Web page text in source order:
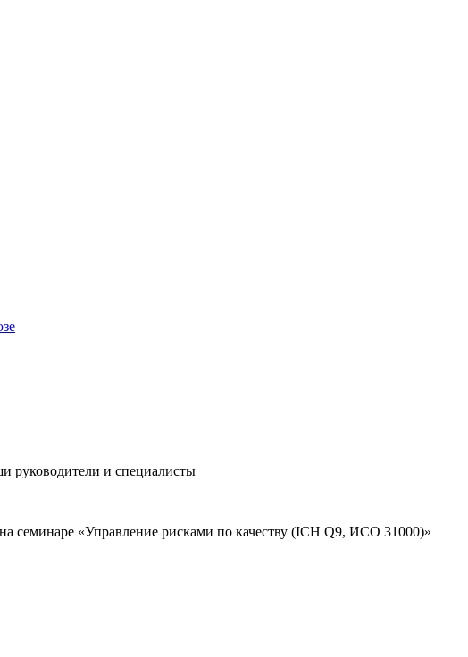
руководители и специалисты
семинаре «Управление рисками по качеству (ICH Q9, ИСО 31000)»